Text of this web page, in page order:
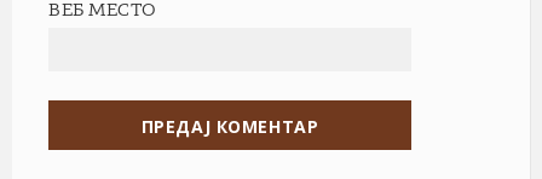
ВЕБ МЕСТО